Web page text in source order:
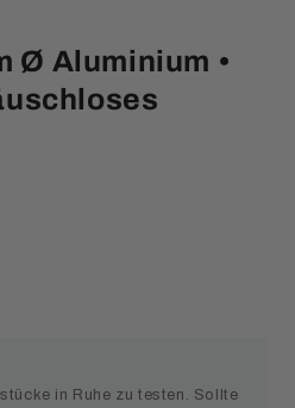
Ø Aluminium •
in Ruhe zu testen. Sollte